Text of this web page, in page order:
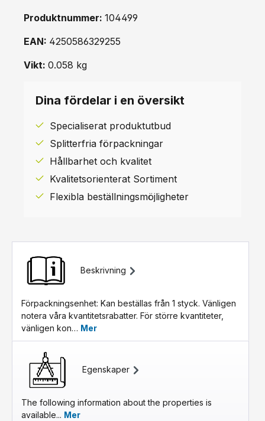
Produktnummer: 104499
EAN: 4250586329255
Vikt: 0.058 kg
Dina fördelar i en översikt
Specialiserat produktutbud
Splitterfria förpackningar
Hållbarhet och kvalitet
Kvalitetsorienterat Sortiment
Flexibla beställningsmöjligheter
Beskrivning
Förpackningsenhet: Kan beställas från 1 styck. Vänligen
notera våra kvantitetsrabatter. För större kvantiteter,
vänligen kon… Mer
Egenskaper
The following information about the properties is
available... Mer